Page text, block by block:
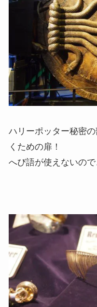
ハリーポッター秘密
くための扉！
へび語が使えないの